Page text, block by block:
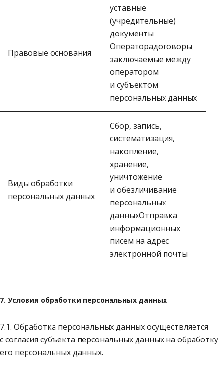
Правовые основания
уставные
(учредительные)
документы
Операторадоговоры,
заключаемые между
оператором
и субъектом
персональных данных
Виды обработки
персональных данных
Сбор, запись,
систематизация,
накопление,
хранение,
уничтожение
и обезличивание
персональных
данныхОтправка
информационных
писем на адрес
электронной почты
7. Условия обработки персональных данных
7.1. Обработка персональных данных осуществляется
с согласия субъекта персональных данных на обработку
его персональных данных.